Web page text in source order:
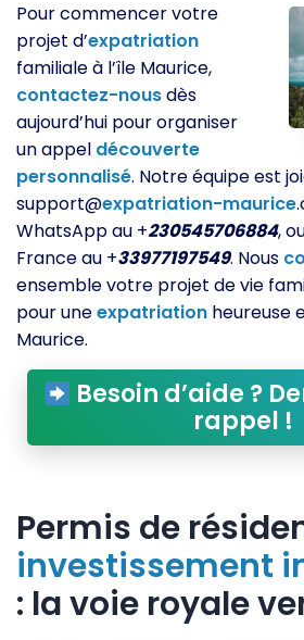
Pour commencer votre
projet d’expatriation
familiale à l’île Maurice,
contactez-nousdès
aujourd’hui pour organiser
un appel découverte
personnalisé. Notre équipe est
support@expatriation-maurice
WhatsApp au +230545706884,
France au +33977197549. Nous
ensemble votre projet de vie
pour uneexpatriation heureuse
Maurice.
Besoin d’aide ?
rappel !
Permis de
investissement
: la voie royale